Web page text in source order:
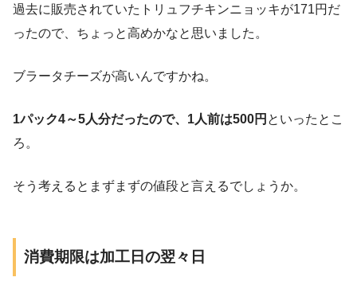
過去に販売されていたトリュフチキンニョッキが171円だ
ったので、ちょっと高めかなと思いました。
ブラータチーズが高いんですかね。
1パック4～5人分だったので、1人前は500円 といったとこ
ろ。
そう考えるとまずまずの値段と言えるでしょうか。
消費期限は加工日の翌々日